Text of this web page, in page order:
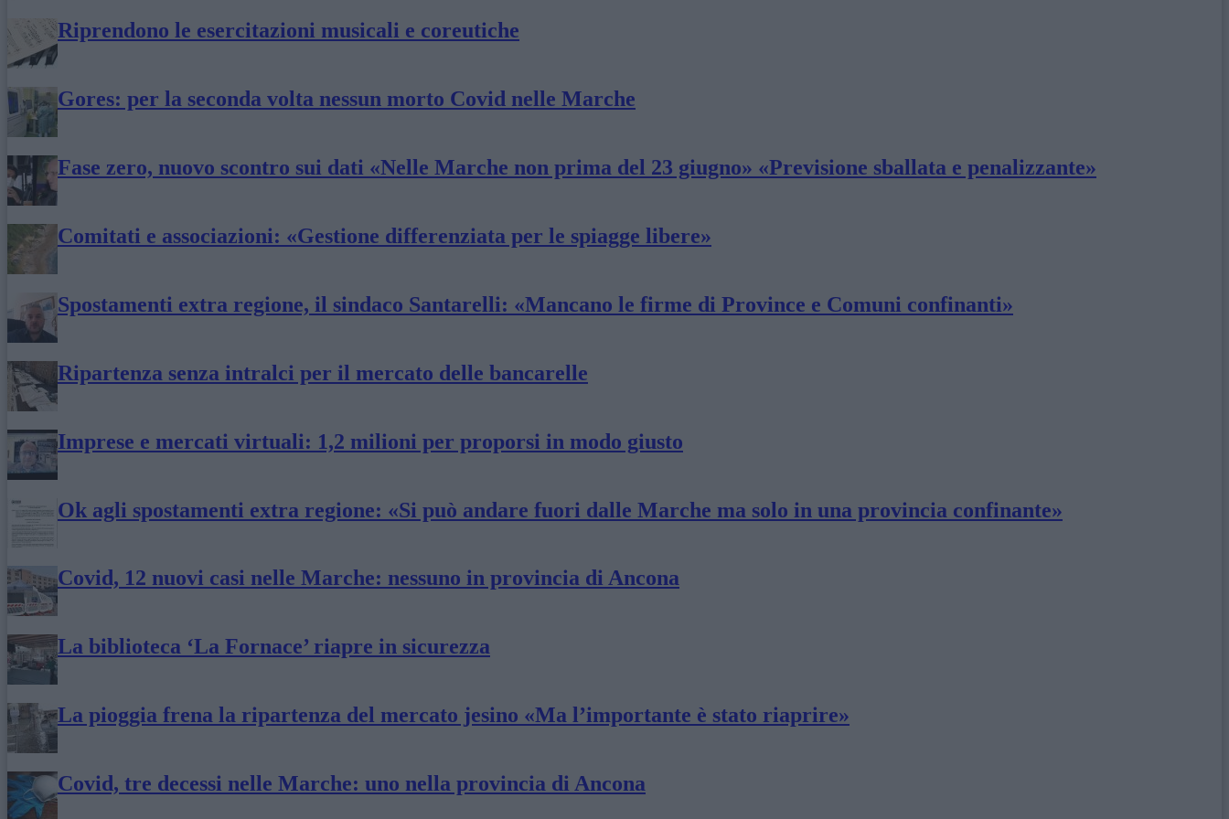
Riprendono le esercitazioni musicali e coreutiche
Gores: per la seconda volta nessun morto Covid nelle Marche
Fase zero, nuovo scontro sui dati «Nelle Marche non prima del 23 giugno» «Previsione sballata e penalizzante»
Comitati e associazioni: «Gestione differenziata per le spiagge libere»
Spostamenti extra regione, il sindaco Santarelli: «Mancano le firme di Province e Comuni confinanti»
Ripartenza senza intralci per il mercato delle bancarelle
Imprese e mercati virtuali: 1,2 milioni per proporsi in modo giusto
Ok agli spostamenti extra regione: «Si può andare fuori dalle Marche ma solo in una provincia confinante»
Covid, 12 nuovi casi nelle Marche: nessuno in provincia di Ancona
La biblioteca ‘La Fornace’ riapre in sicurezza
La pioggia frena la ripartenza del mercato jesino «Ma l’importante è stato riaprire»
Covid, tre decessi nelle Marche: uno nella provincia di Ancona